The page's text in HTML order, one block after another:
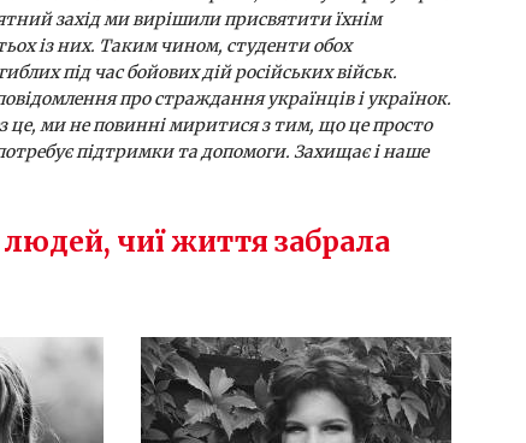
захід ми вирішили присвятити їхнім
із них. Таким чином, студенти обох
під час бойових дій російських військ.
про страждання українців і українок.
це, ми не повинні миритися з тим, що це просто
підтримки та допомоги. Захищає і наше
чиї життя забрала